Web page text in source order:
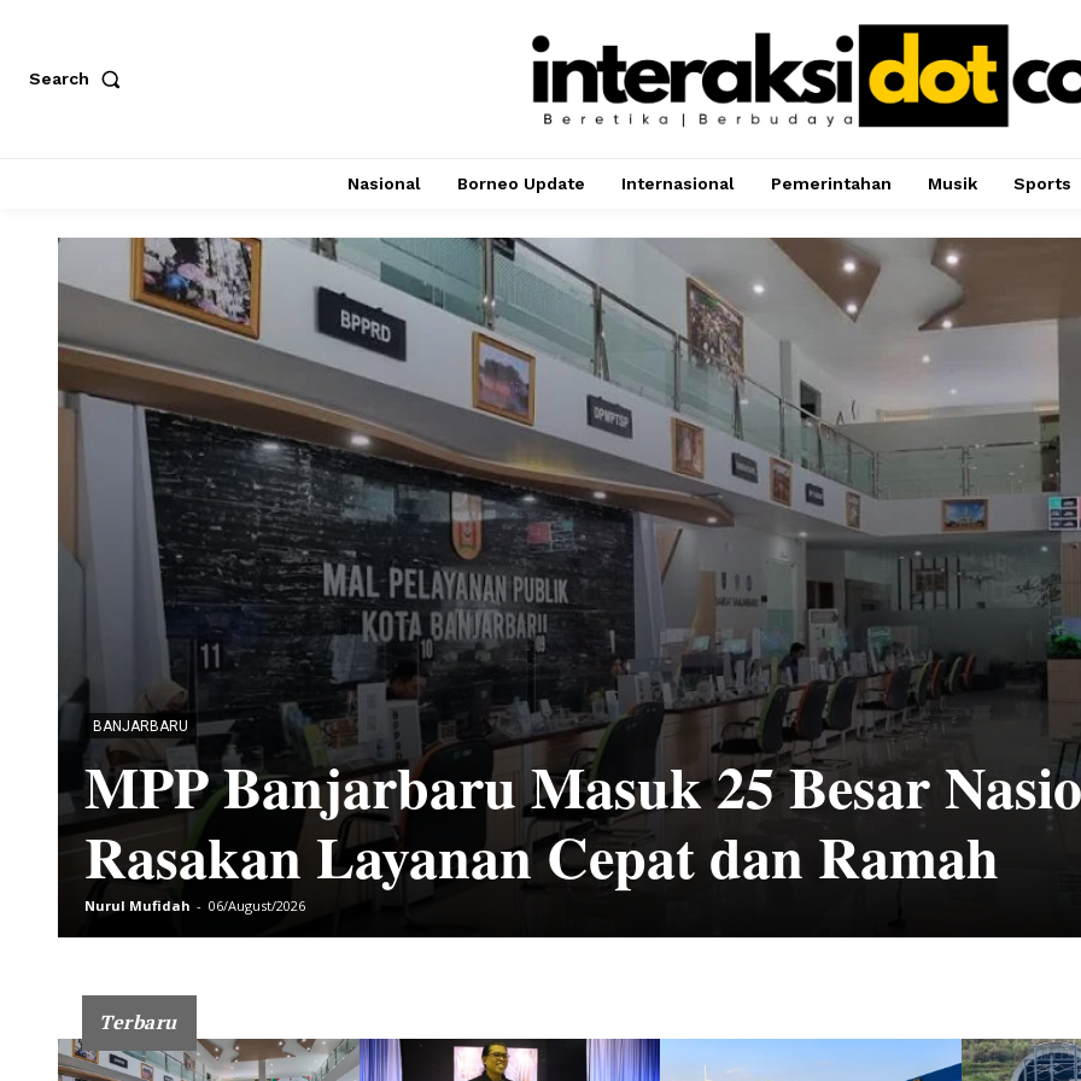
Search
Nasional Borneo Update Internasional Pemerintahan Musik Sports
SENI & BUDAYA
Taman Budaya Kalsel Gelar MTN Lab
Workshop Sastra
Zulfikar - 06/August/2026
Terbaru